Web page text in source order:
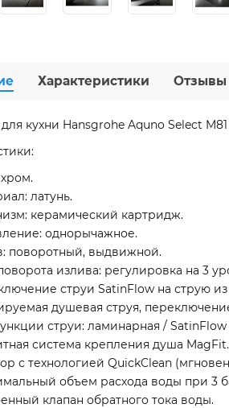
Характеристики Отзывы
кухни Hansgrohe Aquno Select
латунь.
керамический картридж.
однорычажное.
поворотный, выдвижной.
излива: регулировка на 3
струи SatinFlow на струю
душевая струя,
струи: ламинарная /
система крепления душа MagFit.
с технологией QuickClean
объем расхода воды при 3
клапан обратного тока воды.